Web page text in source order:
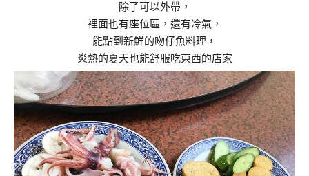
除了可以外帶，
裡面也有座位區，還有冷氣，
能點到新鮮的吻仔魚料理，
炎熱的夏天也能舒服吃東西的店家